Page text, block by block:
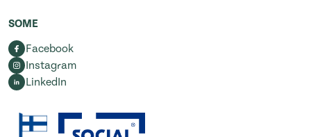
SOME
Facebook
Instagram
LinkedIn